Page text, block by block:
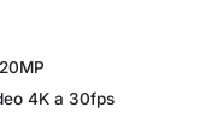
4K a 30fps